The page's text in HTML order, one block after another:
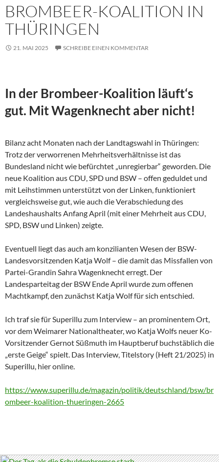
BROMBEER-KOALITION IN
THÜRINGEN
21. MAI 2025 SCHREIBE EINEN KOMMENTAR
In der Brombeer-Koalition läuft‘s
gut. Mit Wagenknecht aber nicht!
Bilanz acht Monaten nach der Landtagswahl in Thüringen:
Trotz der verworrenen Mehrheitsverhältnisse ist das
Bundesland nicht wie befürchtet „unregierbar“ geworden. Die
neue Koalition aus CDU, SPD und BSW – offen geduldet und
mit Leihstimmen unterstützt von der Linken, funktioniert
vergleichsweise gut, wie auch die Verabschiedung des
Landeshaushalts Anfang April (mit einer Mehrheit aus CDU,
SPD, BSW und Linken) zeigte.
Eventuell liegt das auch am konzilianten Wesen der BSW-
Landesvorsitzenden Katja Wolf – die damit das Missfallen von
Partei-Grandin Sahra Wagenknecht erregt. Der
Landesparteitag der BSW Ende April wurde zum offenen
Machtkampf, den zunächst Katja Wolf für sich entschied.
Ich traf sie für Superillu zum Interview – an prominentem Ort,
vor dem Weimarer Nationaltheater, wo Katja Wolfs neuer Ko-
Vorsitzender Gernot Süßmuth im Hauptberuf buchstäblich die
„erste Geige“ spielt. Das Interview, Titelstory (Heft 21/2025) in
Superillu, hier online.
https://www.superillu.de/magazin/politik/deutschland/bsw/br
ombeer-koalition-thueringen-2665